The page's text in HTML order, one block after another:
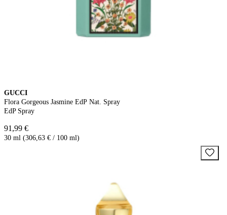
GUCCI
Flora Gorgeous Jasmine EdP Nat. Spray
EdP Spray
91,99 €
30 ml (306,63 € / 100 ml)